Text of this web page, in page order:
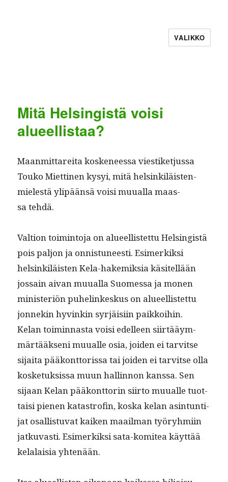
VALIKKO
Mitä Helsingistä voisi
alueellistaa?
Maan­mittare­i­ta koske­neessa viestiketjus­sa
Touko Miet­ti­nen kysyi, mitä helsinkiläis­ten­
mielestä ylipään­sä voisi muual­la maas­
sa tehdä.
Val­tion toim­into­ja on alueel­lis­tet­tu Helsingistä
pois paljon ja onnis­tuneesti. Esimerkik­si
helsinkiläis­ten Kela-hakemik­sia käsitel­lään
jos­sain aivan muual­la Suomes­sa ja mon­en
min­is­ter­iön puhe­linkeskus on alueel­lis­tet­tu
jon­nekin hyvinkin syr­jäisi­in paikkoi­hin.
Kelan toimin­nas­ta voisi edelleen siirtääym­
märtääk­seni muualle osia, joiden ei tarvitse
sijai­ta pääkont­toris­sa tai joiden ei tarvitse olla
kos­ke­tuk­sis­sa muun hallinnon kanssa. Sen
sijaan Kelan pääkont­torin siir­to muualle tuot­
taisi pienen katas­trofin, kos­ka kelan asin­tun­ti­
jat osal­lis­tu­vat kaiken maail­man työryh­mi­in
jatku­vasti. Esimerkik­si sata-komitea käyt­tää
kelalaisia yhtenään.